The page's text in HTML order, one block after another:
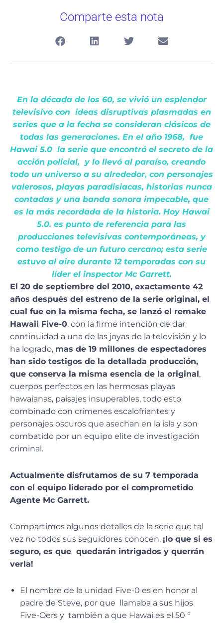
Comparte esta nota
En la década de los 60, se vivió un esplendor
televisivo con ideas disruptivas plasmadas en
series que a la fecha se consideran clásicos de
todas las generaciones. En el año 1968, fue
Hawai 5.0 la serie que encontró el secreto de la
acción policial, y lo llevó al paraíso, creando
todo un universo a su alrededor, con personajes
valerosos, playas paradisiacas, historias nunca
contadas y una banda sonora impecable, que
es la más recordada de la historia. Hoy Hawai
5.0. es punto de referencia para las
producciones televisivas contemporáneas, y
como testigo de un futuro cercano; esta serie
estuvo al aire durante 12 temporadas con su
líder el inspector Mc Garrett.
El 20 de septiembre del 2010, exactamente 42
años después del estreno de la serie original, el
cual fue en la misma fecha, se lanzó el remake
Hawaii Five-0, con la firme intención de dar
continuidad a una de las joyas de la televisión y lo
ha logrado, mas de 19 millones de espectadores
han sido testigos de la detallada producción,
que conserva la misma esencia de la original,
cuerpos perfectos en las hermosas playas
hawaianas, paisajes insuperables, todo esto
combinado con crímenes escalofriantes y
personajes oscuros que asechan en la isla y son
combatido por un equipo elite de investigación
criminal.
Actualmente disfrutamos de su 7 temporada
con el equipo liderado por el comprometido
Agente Mc Garrett.
Compartimos algunos detalles de la serie que tal
vez no todos sus seguidores conocen, ¡lo que si es
seguro, es que quedarán intrigados y querrán
verla!
El nombre de la unidad Five-0 es en honor al
padre de Steve, por que llamaba a sus hijos
Five-Oers y también a que Hawai es el 50 °